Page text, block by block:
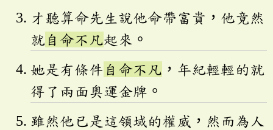
才聽算命先生說他命帶富貴，他竟然
就 自命不凡起來。
她是有條件 自命不凡 ，年紀輕輕的就
得了兩面奧運金牌。
雖然他已是這領域的權威，然而為人